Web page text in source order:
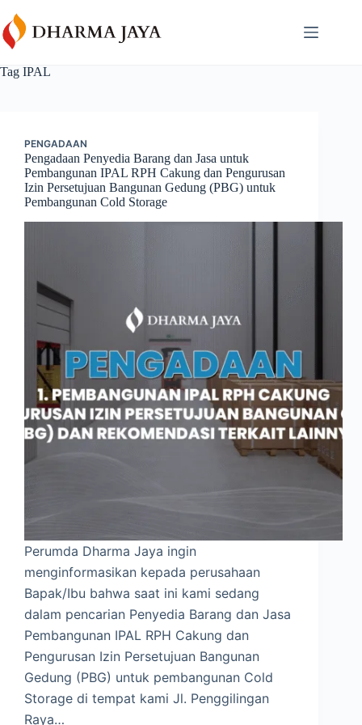
to
content
Tag IPAL
PENGADAAN
Pengadaan Penyedia Barang dan Jasa untuk
Pembangunan IPAL RPH Cakung dan Pengurusan
Izin Persetujuan Bangunan Gedung (PBG) untuk
Pembangunan Cold Storage
Perumda Dharma Jaya ingin
menginformasikan kepada perusahaan
Bapak/Ibu bahwa saat ini kami sedang
dalam pencarian Penyedia Barang dan Jasa
Pembangunan IPAL RPH Cakung dan
Pengurusan Izin Persetujuan Bangunan
Gedung (PBG) untuk pembangunan Cold
Storage di tempat kami Jl. Penggilingan
Raya…